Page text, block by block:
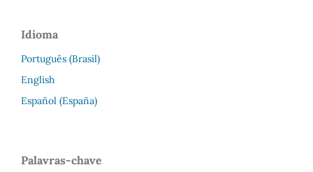
Idioma
Português (Brasil)
English
Español (España)
Palavras-chave